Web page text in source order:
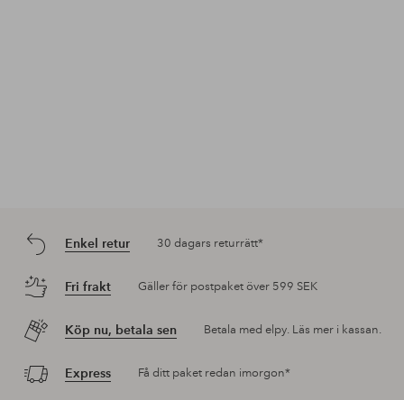
Enkel retur 30 dagars returrätt*
Fri frakt Gäller för postpaket över 599 SEK
Köp nu, betala sen Betala med elpy. Läs mer i kassan.
Express Få ditt paket redan imorgon*